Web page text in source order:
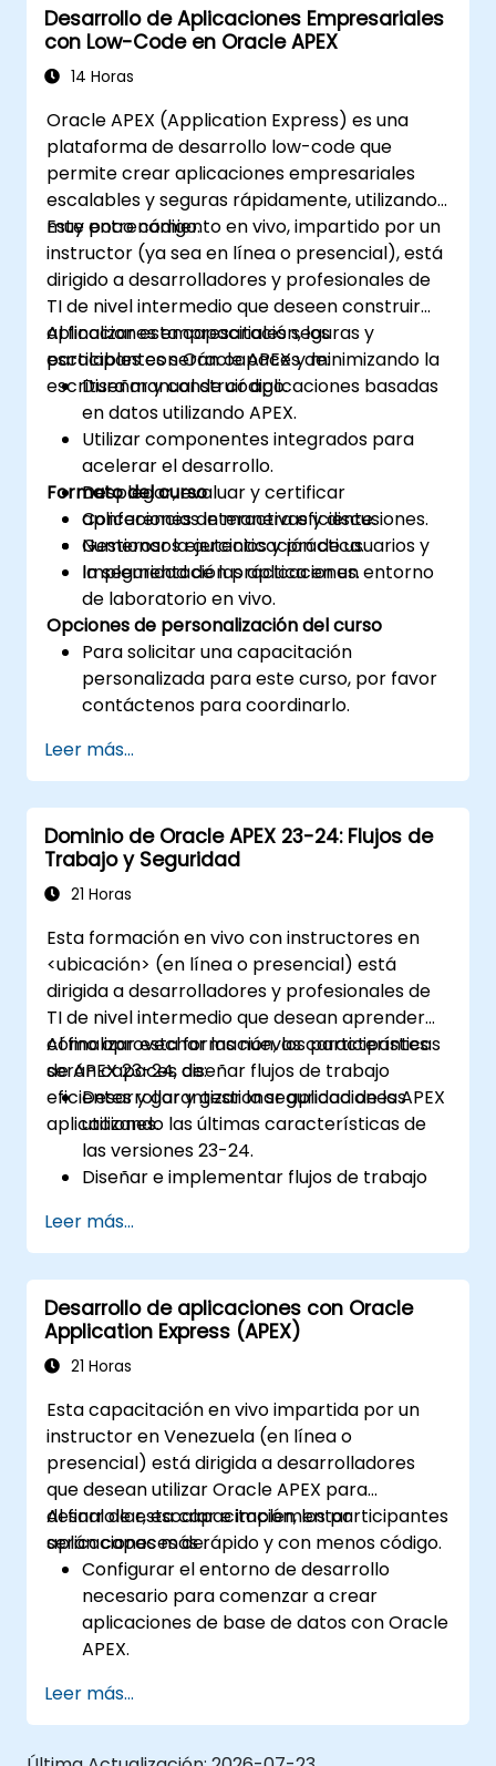
Desarrollo de Aplicaciones Empresariales
con Low-Code en Oracle APEX
14 Horas
Oracle APEX (Application Express) es una
plataforma de desarrollo low-code que
permite crear aplicaciones empresariales
escalables y seguras rápidamente, utilizando
muy poco código.
Este entrenamiento en vivo, impartido por un
instructor (ya sea en línea o presencial), está
dirigido a desarrolladores y profesionales de
TI de nivel intermedio que deseen construir
aplicaciones empresariales seguras y
escalables con Oracle APEX y minimizando la
escritura manual de código.
Al finalizar esta capacitación, los
participantes serán capaces de:
Diseñar y construir aplicaciones basadas
en datos utilizando APEX.
Utilizar componentes integrados para
acelerar el desarrollo.
Desplegar, evaluar y certificar
aplicaciones de manera eficiente.
Gestionar la autenticación de usuarios y
la seguridad de las aplicaciones.
Formato del curso
Conferencias interactivas y discusiones.
Numerosos ejercicios y práctica.
Implementación práctica en un entorno
de laboratorio en vivo.
Opciones de personalización del curso
Para solicitar una capacitación
personalizada para este curso, por favor
contáctenos para coordinarlo.
Leer más...
Dominio de Oracle APEX 23-24: Flujos de
Trabajo y Seguridad
21 Horas
Esta formación en vivo con instructores en
<ubicación> (en línea o presencial) está
dirigida a desarrolladores y profesionales de
TI de nivel intermedio que desean aprender
cómo aprovechar las nuevas características
de APEX 23-24, diseñar flujos de trabajo
eficientes y garantizar la seguridad de las
aplicaciones.
Al finalizar esta formación, los participantes
serán capaces de:
Desarrollar y gestionar aplicaciones APEX
utilizando las últimas características de
las versiones 23-24.
Diseñar e implementar flujos de trabajo
Aplicar medidas de seguridad avanzadas
para proteger las aplicaciones APEX y sus
datos.
Integrar aplicaciones APEX con sistemas
externos y asegurar un intercambio fluido
de datos.
APEX siguiendo las mejores prácticas.
Leer más...
Desarrollo de aplicaciones con Oracle
Application Express (APEX)
21 Horas
Esta capacitación en vivo impartida por un
instructor en Venezuela (en línea o
presencial) está dirigida a desarrolladores
que desean utilizar Oracle APEX para
desarrollar, escalar e implementar
aplicaciones más rápido y con menos código.
Al final de esta capacitación, los participantes
serán capaces de:
Configurar el entorno de desarrollo
necesario para comenzar a crear
aplicaciones de base de datos con Oracle
APEX.
de Oracle APEX para construir una
aplicación con todas sus funcionalidades.
Aprender cómo crear aplicaciones y
Leer más...